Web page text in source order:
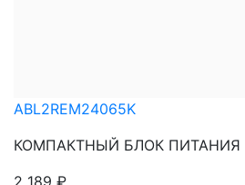
ABL2REM24065K
КОМПАКТНЫЙ БЛОК ПИТАНИЯ
2 189 ₽